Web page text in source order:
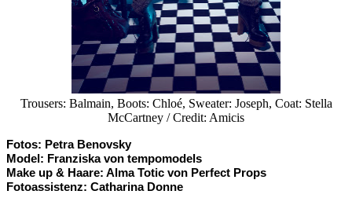
Trousers: Balmain, Boots: Chloé, Sweater: Joseph, Coat: Stella
McCartney / Credit: Amicis
Fotos: Petra Benovsky
Model: Franziska von tempomodels
Make up & Haare: Alma Totic von Perfect Props
Fotoassistenz: Catharina Donne